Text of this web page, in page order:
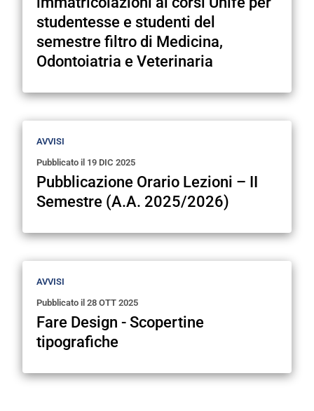
studentesse e studenti del
semestre filtro di Medicina,
Odontoiatria e Veterinaria
AVVISI
Pubblicato il 19 DIC 2025
Pubblicazione Orario Lezioni – II
Semestre (A.A. 2025/2026)
AVVISI
Pubblicato il 28 OTT 2025
Fare Design - Scopertine
tipografiche